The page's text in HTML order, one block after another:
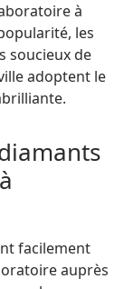
à
les
soucieux de
adoptent le
facilement
auprès